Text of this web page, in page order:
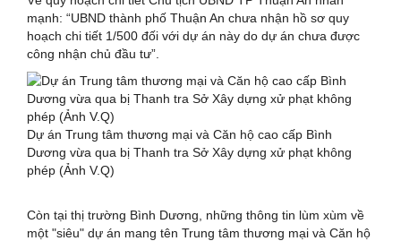
mạnh: “UBND thành phố Thuận An chưa nhận hồ sơ quy
hoạch chi tiết 1/500 đối với dự án này do dự án chưa được
công nhận chủ đầu tư”.
Dự án Trung tâm thương mại và Căn hộ cao cấp Bình
Dương vừa qua bị Thanh tra Sở Xây dựng xử phạt không
phép (Ảnh V.Q)
Còn tại thị trường Bình Dương, những thông tin lùm xùm về
một "siêu" dự án mang tên Trung tâm thương mại và Căn hộ